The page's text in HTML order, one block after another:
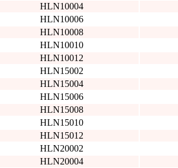
HLN10004
HLN10006
HLN10008
HLN10010
HLN10012
HLN15002
HLN15004
HLN15006
HLN15008
HLN15010
HLN15012
HLN20002
HLN20004